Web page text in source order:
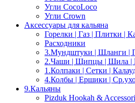
Угли CocoLoco
Угли Crown
Аксессуары для кальяна
Горелки | Газ | Плитки |
Расходники
3.Мундштуки | Шланги |
2.Чаши | Щипцы | Шила |
1.Колпаки | Сетки |
4.Колбы | Ершики |
9.Кальяны
Pizduk Hookah &